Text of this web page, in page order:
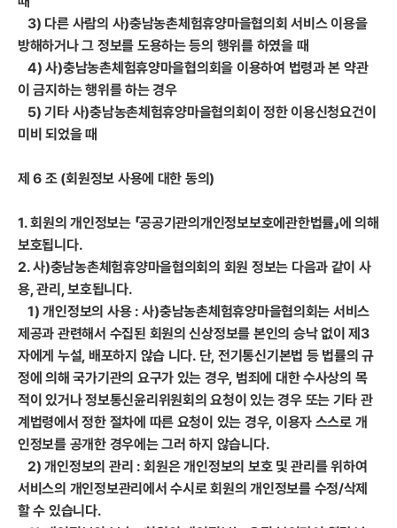
3) 다른 사람의 사)충남농촌체험휴양마을협의회 서비스 이용을
방해하거나 그 정보를 도용하는 등의 행위를 하였을 때
4) 사)충남농촌체험휴양마을협의회을 이용하여 법령과 본 약관
이 금지하는 행위를 하는 경우
5) 기타 사)충남농촌체험휴양마을협의회이 정한 이용신청요건이
미비 되었을 때
제 6 조 (회원정보 사용에 대한 동의)
1. 회원의 개인정보는 「공공기관의개인정보보호에관한법률」에 의해
보호됩니다.
2. 사)충남농촌체험휴양마을협의회의 회원 정보는 다음과 같이 사
용, 관리, 보호됩니다.
1) 개인정보의 사용 : 사)충남농촌체험휴양마을협의회는 서비스
제공과 관련해서 수집된 회원의 신상정보를 본인의 승낙 없이 제3
자에게 누설, 배포하지 않습 니다. 단, 전기통신기본법 등 법률의 규
정에 의해 국가기관의 요구가 있는 경우, 범죄에 대한 수사상의 목
적이 있거나 정보통신윤리위원회의 요청이 있는 경우 또는 기타 관
계법령에서 정한 절차에 따른 요청이 있는 경우, 이용자 스스로 개
인정보를 공개한 경우에는 그러 하지 않습니다.
2) 개인정보의 관리 : 회원은 개인정보의 보호 및 관리를 위하여
서비스의 개인정보관리에서 수시로 회원의 개인정보를 수정/삭제
할 수 있습니다.